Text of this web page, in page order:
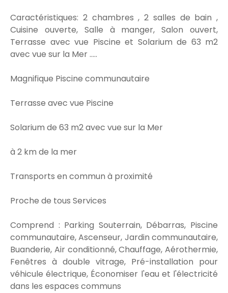
Caractéristiques: 2 chambres , 2 salles de bain ,
Cuisine ouverte, Salle à manger, Salon ouvert,
Terrasse avec vue Piscine et Solarium de 63 m2
avec vue sur la Mer .....
Magnifique Piscine communautaire
Terrasse avec vue Piscine
Solarium de 63 m2 avec vue sur la Mer
à 2 km de la mer
Transports en commun à proximité
Proche de tous Services
Comprend : Parking Souterrain, Débarras, Piscine
communautaire, Ascenseur, Jardin communautaire,
Buanderie, Air conditionné, Chauffage, Aérothermie,
Fenêtres à double vitrage, Pré-installation pour
véhicule électrique, Économiser l'eau et l'électricité
dans les espaces communs